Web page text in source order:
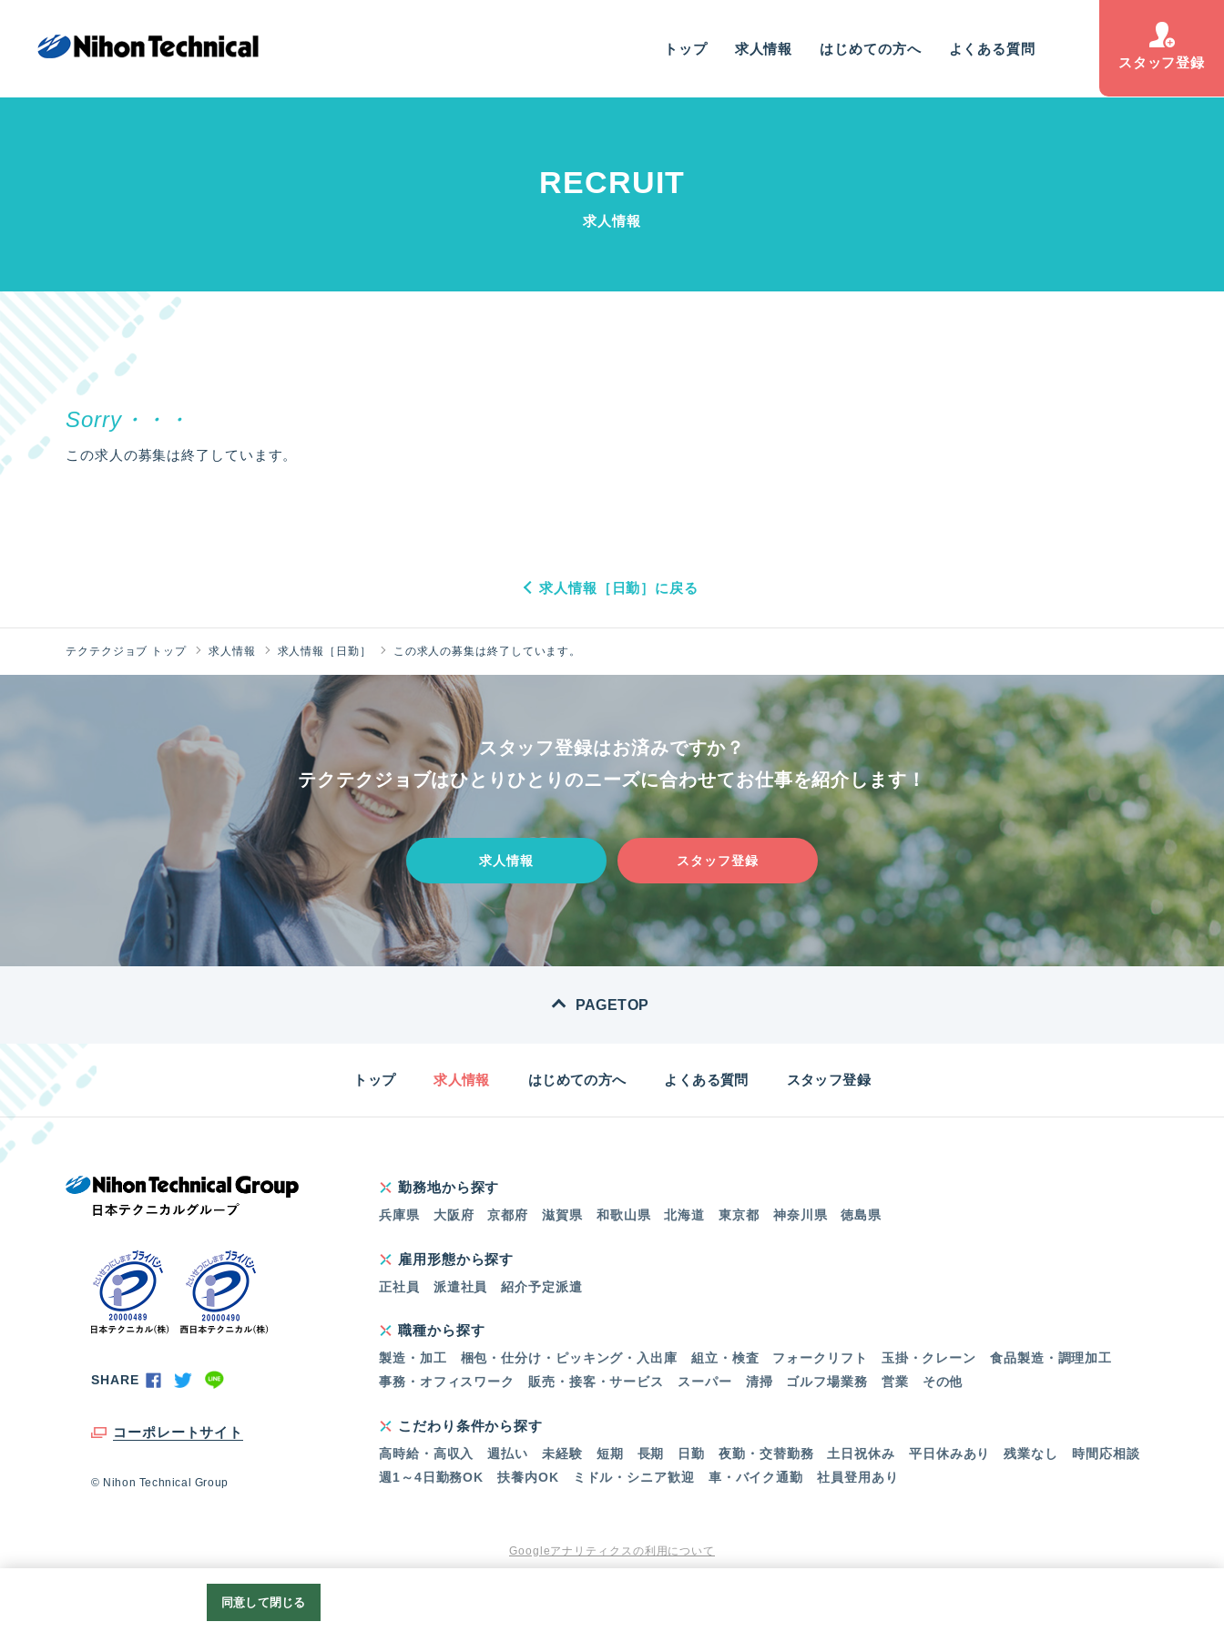
トップ 求人情報 はじめての方へ
よくある質問
スタッフ登録
RECRUIT
求人情報
この求人の募集は終了しています。
求人情報［日勤］に戻る
テクテクジョブ トップ 求人情報 求人情報［日勤］ この求人の募集は終了しています。
スタッフ登録はお済みですか？
テクテクジョブはひとりひとりのニーズに合わせてお仕事を紹介します！
求人情報 スタッフ登録
PAGETOP
トップ 求人情報 はじめての方へ よくある質問 スタッフ登録
SHARE
コーポレートサイト
© Nihon Technical Group
勤務地から探す
兵庫県 大阪府 京都府 滋賀県 和歌山県 北海道 東京都 神奈川県 徳島県
雇用形態から探す
正社員 派遣社員 紹介予定派遣
職種から探す
製造・加工 梱包・仕分け・ピッキング・入出庫 組立・検査 フォークリフト 玉掛・クレーン
食品製造・調理加工
事務・オフィスワーク
販売・接客・サービス スーパー 清掃 ゴルフ場業務 営業 その他
こだわり条件から探す
高時給・高収入 週払い 未経験 短期 長期 日勤 夜勤・交替勤務 土日祝休み 平日休みあり 残業なし
時間応相談
週1～4日勤務OK
扶養内OK ミドル・シニア歓迎 車・バイク通勤 社員登用あり
Googleアナリティクスの利用について
同意して閉じる